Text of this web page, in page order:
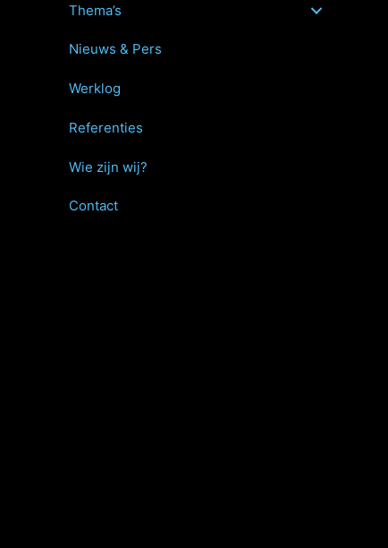
Thema’s
Nieuws & Pers
Werklog
Referenties
Wie zijn wij?
Contact